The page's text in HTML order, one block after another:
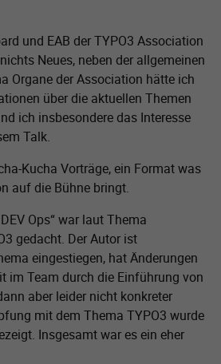
und EAB der TYPO3 Association
Neues, neben der allgemeinen
Organe der Association hätte ich
über die aktuellen Themen
ich insbesondere das Interesse
Talk.
Kucha Vorträge, ein Format was
auf die Bühne bringt.
Ops“ war laut Thema
gedacht. Der Autor ist
eingestiegen, hat Änderungen
im Team durch die Einführung von
aber leider nicht konkreter
mit dem Thema TYPO3 wurde
Insgesamt war es ein eher